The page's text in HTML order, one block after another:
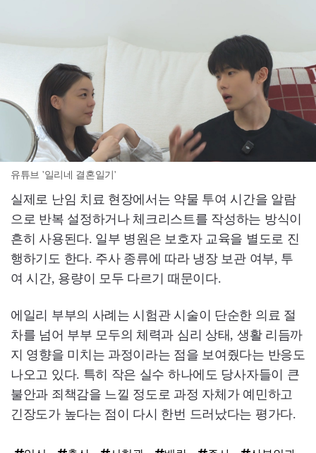
유튜브 '일리네 결혼일기'
실제로 난임 치료 현장에서는 약물 투여 시간을 알람
으로 반복 설정하거나 체크리스트를 작성하는 방식이
흔히 사용된다. 일부 병원은 보호자 교육을 별도로 진
행하기도 한다. 주사 종류에 따라 냉장 보관 여부, 투
여 시간, 용량이 모두 다르기 때문이다.
에일리 부부의 사례는 시험관 시술이 단순한 의료 절
차를 넘어 부부 모두의 체력과 심리 상태, 생활 리듬까
지 영향을 미치는 과정이라는 점을 보여줬다는 반응도
나오고 있다. 특히 작은 실수 하나에도 당사자들이 큰
불안과 죄책감을 느낄 정도로 과정 자체가 예민하고
긴장도가 높다는 점이 다시 한번 드러났다는 평가다.